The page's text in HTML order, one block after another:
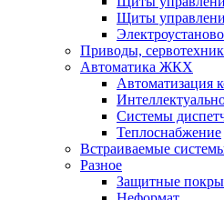
Щиты
Приводы,
Автоматика ЖКХ
Автоматизация
Системы
Теплоснабжение
Встраиваемые
Разное
Защитные